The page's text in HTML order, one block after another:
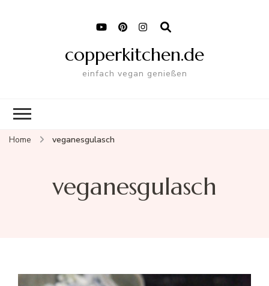
copperkitchen.de
einfach vegan genießen
Home veganesgulasch
veganesgulasch